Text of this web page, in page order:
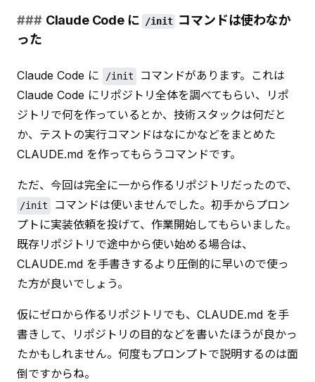
Claude Code に /init コマンドは使わなか
った
Claude Code に /init
コマンドがあります。これは
Claude Code にリポジトリ全体を調べてもらい、リポ
ジトリで何を作っているとか、技術スタックは何だと
か、テストの実行コマンドはなにかなどをまとめた
CLAUDE.md を作ってもらうコマンドです。
ただ、今回は完全に一から作るリポジトリだったので、
/init
コマンドは使いませんでした。初手からプロン
プトに実装依頼を投げて、作業開始してもらいました。
既存リポジトリで途中から使い始める場合は、
CLAUDE.md を手書きするより圧倒的に早いので使っ
た方が良いでしょう。
仮にゼロから作るリポジトリでも、CLAUDE.md を手
書きして、リポジトリの目的などを書いたほうが良かっ
たかもしれません。何度もプロンプトで説明するのは面
倒ですからね。